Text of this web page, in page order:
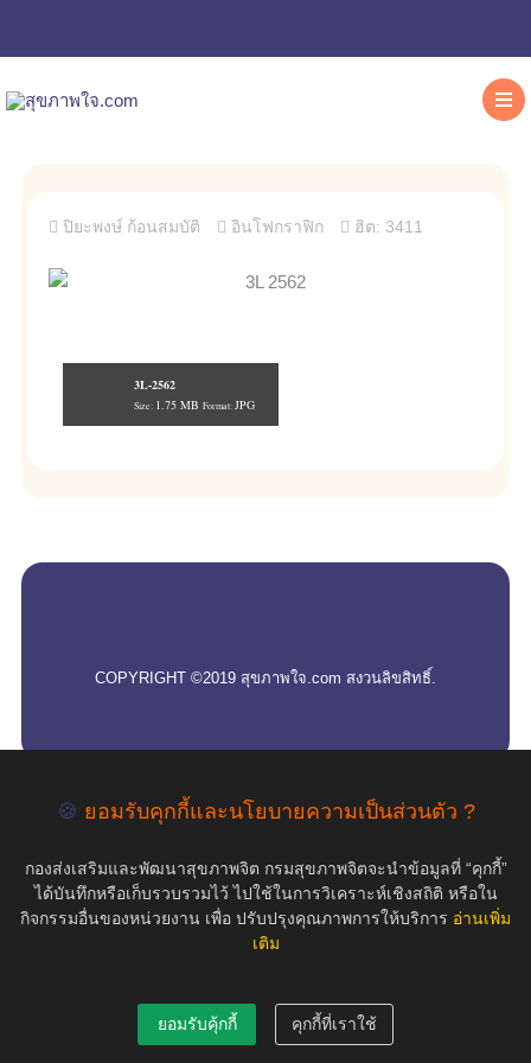
ปิยะพงษ์ ก้อนสมบัติ อินโฟกราฟิก ฮิต: 3411
3L-2562
Size: 1.75 MB Format: JPG
COPYRIGHT ©2019 สุขภาพใจ.com สงวนลิขสิทธิ์.
🍪 ยอมรับคุกกี้และนโยบายความเป็นส่วนตัว ?
กองส่งเสริมและพัฒนาสุขภาพจิต กรมสุขภาพจิตจะนำข้อมูลที่ “คุกกี้”
ได้บันทึกหรือเก็บรวบรวมไว้ ไปใช้ในการวิเคราะห์เชิงสถิติ หรือใน
กิจกรรมอื่นของหน่วยงาน เพื่อ ปรับปรุงคุณภาพการให้บริการ อ่านเพิ่ม
เติม
ยอมรับคุ้กกี้ คุกกี้ที่เราใช้